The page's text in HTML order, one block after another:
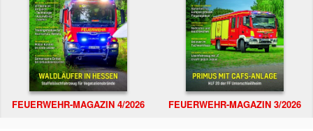
FEUERWEHR-MAGAZIN 4/2026 FEUERWEHR-MAGAZIN 3/2026